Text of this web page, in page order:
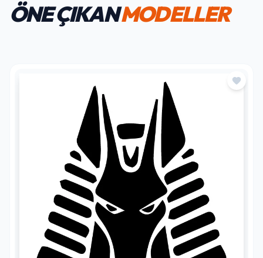
ÖNE ÇIKANMODELLER